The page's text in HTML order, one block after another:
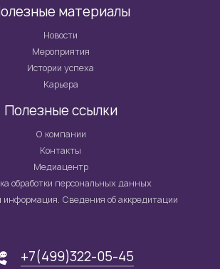
материалы
Новости
Мероприятия
Истории успеха
Карьера
Полезные ссылки
О компании
Контакты
Медиацентр
обработки персональных данных
Сведения об аккредитации
+7(499)322-05-45